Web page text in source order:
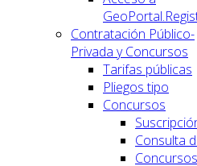
Contratación Público-
Privada y Concursos
Tarifas públicas
Pliegos tipo
Concursos
Consulta